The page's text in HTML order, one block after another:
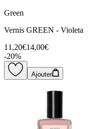
Green
Vernis GREEN - Violeta
11,20€14,00€
-20%
Ajouter